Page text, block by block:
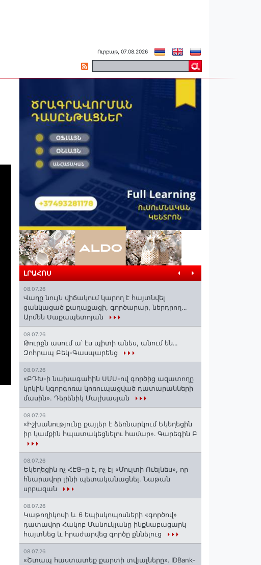
Ուրբաթ, 07.08.2026
ԼՐԱՀՈՍ
08.07.26
Վաղը նույն վիճակում կարող է հայտնվել
ցանկացած քաղաքացի, գործարար, ներդրող.․․
Արմեն Սաքապետոյան
08.07.26
Թուրքն ասում ա՝ էս պիտի անես, անում են․․․
Զոհրապ Բեկ-Գասպարենց
08.07.26
«ԲԴԽ-ի նախագահին ՍՄՍ-ով գործից ազատողը
կրկին կգորգոռա կոռուպացված դատարանների
մասին». Դերենիկ Մալխասյան
08.07.26
«Իշխանությունը քայլեր է ձեռնարկում Եկեղեցին
իր կամքին հպատակեցնելու համար»․ Գարեգին Բ
08.07.26
Եկեղեցին ոչ ՀԷՑ–ը է, ոչ էլ «Մուլտի Ուելնես», որ
հնարավոր լինի պետականացնել. Նաթան
սրբազան
08.07.26
️Կաթողիկոսի և 6 եպիսկոպոսների «գործով»
դատավոր Հակոբ Մանուկյանը ինքնաբացարկ
հայտնեց և հրաժարվեց գործը քննելուց
08.07.26
«Շտապ հաստատեք քարտի տվյալները»․ IDBank-